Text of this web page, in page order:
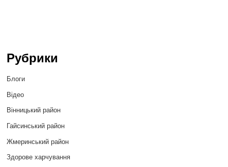
Рубрики
Блоги
Відео
Вінницький район
Гайсинський район
Жмеринський район
Здорове харчування